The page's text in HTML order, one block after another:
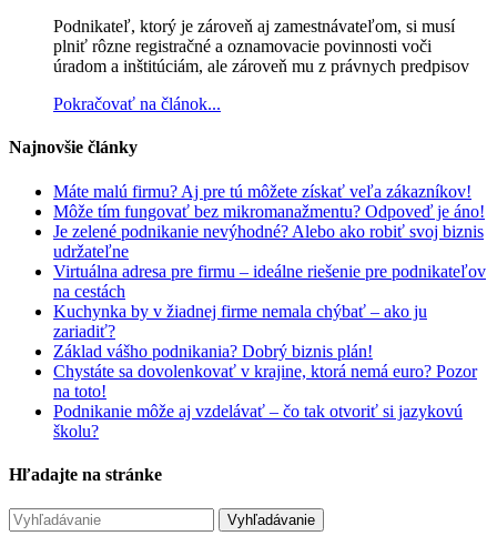
Podnikateľ, ktorý je zároveň aj zamestnávateľom, si musí
plniť rôzne registračné a oznamovacie povinnosti voči
úradom a inštitúciám, ale zároveň mu z právnych predpisov
Pokračovať na článok...
Najnovšie články
Máte malú firmu? Aj pre tú môžete získať veľa zákazníkov!
Môže tím fungovať bez mikromanažmentu? Odpoveď je áno!
Je zelené podnikanie nevýhodné? Alebo ako robiť svoj biznis
udržateľne
Virtuálna adresa pre firmu – ideálne riešenie pre podnikateľov
na cestách
Kuchynka by v žiadnej firme nemala chýbať – ako ju
zariadiť?
Základ vášho podnikania? Dobrý biznis plán!
Chystáte sa dovolenkovať v krajine, ktorá nemá euro? Pozor
na toto!
Podnikanie môže aj vzdelávať – čo tak otvoriť si jazykovú
školu?
Hľadajte na stránke